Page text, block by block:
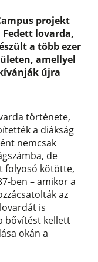
projekt
lovarda,
a több ezer
amellyel
újra
története,
a diákság
nemcsak
de
folyosó kötötte,
ben – amikor a
az
is
bővítést kellett
okán a